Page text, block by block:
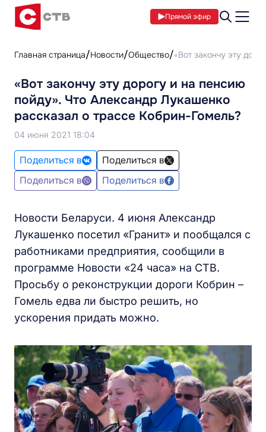
Прямой эфир
Главная страница Новости Общество «Вот закончу эту
«Вот закончу эту дорогу и на пенсию
пойду». Что Александр Лукашенко
рассказал о трассе Кобрин-Гомель?
04 июня 2021 18:04
Поделиться в
Поделиться в
Поделиться в
Поделиться в
Новости Беларуси. 4 июня Александр
Лукашенко посетил «Гранит» и пообщался с
работниками предприятия, сообщили в
программе Новости «24 часа» на СТВ.
Просьбу о реконструкции дороги Кобрин –
Гомель едва ли быстро решить, но
ускорения придать можно.